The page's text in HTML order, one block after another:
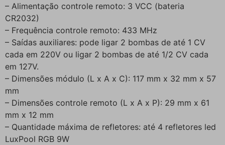
– Alimentação controle remoto: 3 VCC (bateria
CR2032)
– Frequência controle remoto: 433 MHz
– Saídas auxiliares: pode ligar 2 bombas de até 1 CV
cada em 220V ou ligar 2 bombas de até 1/2 CV cada
em 127V.
– Dimensões módulo (L x A x C): 117 mm x 32 mm x 57
mm
– Dimensões controle remoto (L x A x P): 29 mm x 61
mm x 12 mm
– Quantidade máxima de refletores: até 4 refletores led
LuxPool RGB 9W